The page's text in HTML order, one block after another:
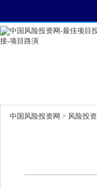
中国风险投资网 > 风险投